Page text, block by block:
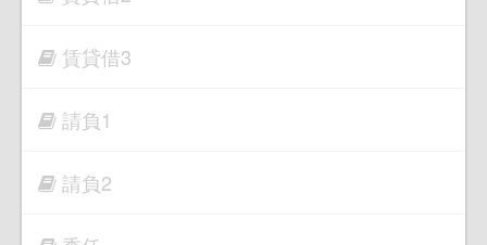
賃貸借3
請負1
請負2